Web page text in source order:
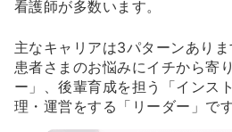
看護師が多数います。
主なキャリアは3パターンありま
患者さまのお悩みにイチから寄
ー」、後輩育成を担う「インス
理・運営をする「リーダー」です